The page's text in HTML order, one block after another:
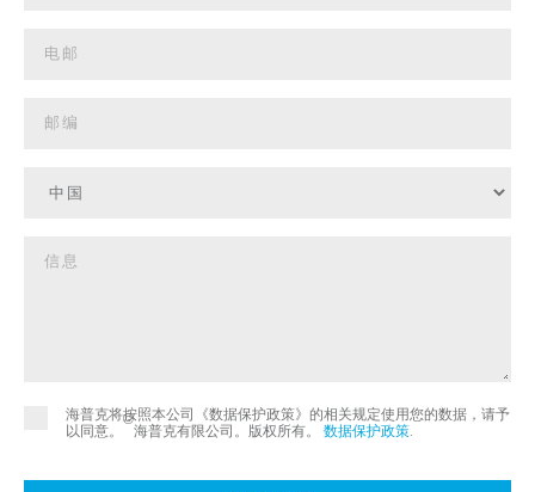
海普克将按照本公司《数据保护政策》的相关规定使用您的数据，请予
以同意。
©
海普克有限公司。版权所有。 数据保护政策.